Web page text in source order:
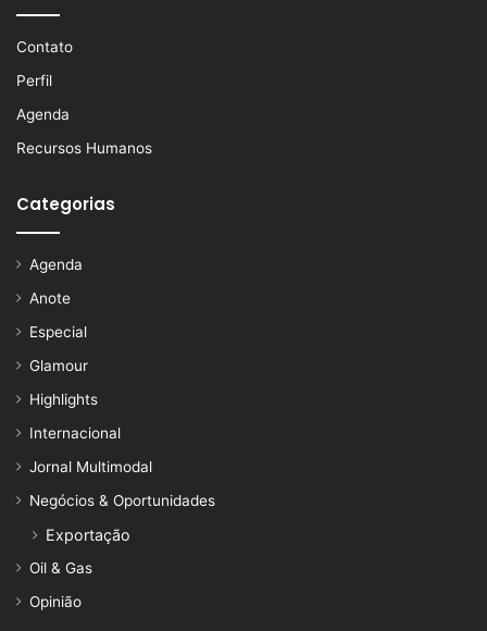
Contato
Perfil
Agenda
Recursos Humanos
Categorias
Agenda
Anote
Especial
Glamour
Highlights
Internacional
Jornal Multimodal
Negócios & Oportunidades
Exportação
Oil & Gas
Opinião